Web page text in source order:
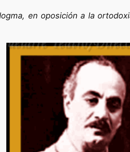
en oposición a la